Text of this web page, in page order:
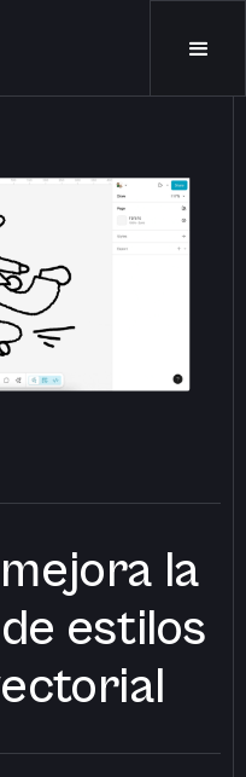
la
estilos